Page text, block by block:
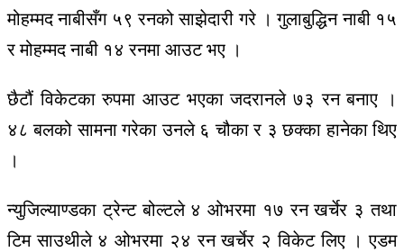
मोहम्मद नाबीसँग ५९ रनको साझेदारी गरे । गुलाबुद्धिन नाबी १५
र मोहम्मद नाबी १४ रनमा आउट भए ।
छैटौं विकेटका रुपमा आउट भएका जदरानले ७३ रन बनाए ।
४८ बलको सामना गरेका उनले ६ चौका र ३ छक्का हानेका थिए
।
न्युजिल्याण्डका ट्रेन्ट बोल्टले ४ ओभरमा १७ रन खर्चेर ३ तथा
टिम साउथीले ४ ओभरमा २४ रन खर्चेर २ विकेट लिए । एडम